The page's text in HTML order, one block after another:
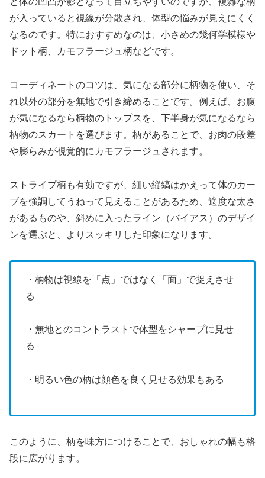
が入っていると視線が分散され、体型の悩みが見えにくく
なるのです。特におすすめなのは、小さめの幾何学模様や
ドット柄、カモフラージュ柄などです。
コーディネートのコツは、気になる部分に柄物を使い、そ
れ以外の部分を無地で引き締めることです。例えば、お腹
が気になるなら柄物のトップスを、下半身が気になるなら
柄物のスカートを選びます。柄があることで、お肉の段差
や膨らみが視覚的にカモフラージュされます。
ストライプ柄も有効ですが、細い縦縞はかえって体のカー
ブを強調してうねって見えることがあるため、適度な太さ
があるものや、斜めに入ったライン（バイアス）のデザイ
ンを選ぶと、よりスッキリした印象になります。
・柄物は視線を「点」ではなく「面」で捉えさせ
る
・無地とのコントラストで体型をシャープに見せ
る
・明るい色の柄は顔色を良く見せる効果もある
このように、柄を味方につけることで、おしゃれの幅も格
段に広がります。